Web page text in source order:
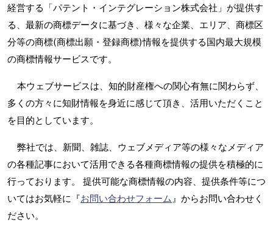
経営する「パテント・インテグレーション株式会社」が提供す
る、最新の商標データに基づき、様々な企業、エリア、商標区
分等の商標(商標出願・登録商標)情報を提供する国内最大規模
の商標情報サービスです。
本ウェブサービスは、知的財産権への関心有無に関わらず、
多くの方々に知財情報を身近に感じて頂き、活用いただくこと
を目的としています。
弊社では、新聞、雑誌、ウェブメディア等の様々なメディア
の各種記事において活用できる各種商標情報の提供を積極的に
行っております。 提供可能な商標情報の内容、提供条件等につ
いてはお気軽に『お問い合わせフォーム 』からお問い合わせく
ださい。